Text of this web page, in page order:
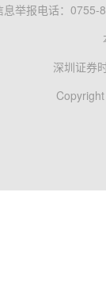
息举报电话：0755-
深圳证券